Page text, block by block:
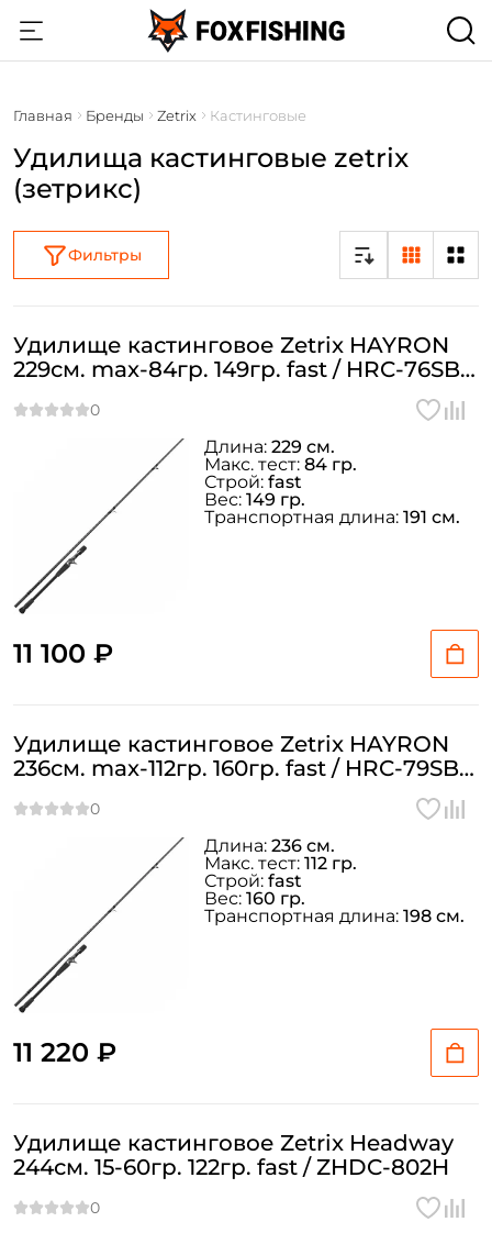
Главная Бренды Zetrix Кастинговые
Удилища кастинговые zetrix
(зетрикс)
Фильтры
Удилище кастинговое Zetrix HAYRON
229см. max-84гр. 149гр. fast / HRC-76SBE
11 100 ₽
Длина: 229 см.
Макс. тест: 84 гр.
Строй: fast
Вес: 149 гр.
Транспортная длина: 191 см.
Удилище кастинговое Zetrix HAYRON
236см. max-112гр. 160гр. fast / HRC-79SBE
11 220 ₽
Длина: 236 см.
Макс. тест: 112 гр.
Строй: fast
Вес: 160 гр.
Транспортная длина: 198 см.
Удилище кастинговое Zetrix Headway
244см. 15-60гр. 122гр. fast / ZHDC-802H